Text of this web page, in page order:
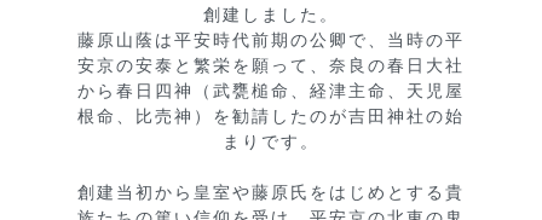
創建しました。
藤原山蔭は平安時代前期の公卿で、当時の平
安京の安泰と繁栄を願って、奈良の春日大社
から春日四神（武甕槌命、経津主命、天児屋
根命、比売神）を勧請したのが吉田神社の始
まりです。
創建当初から皇室や藤原氏をはじめとする貴